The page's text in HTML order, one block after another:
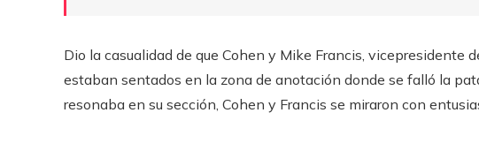
Dio la casualidad de que Cohen y Mike Francis, vicepresidente
estaban sentados en la zona de anotación donde se falló la
resonaba en su sección, Cohen y Francis se miraron con